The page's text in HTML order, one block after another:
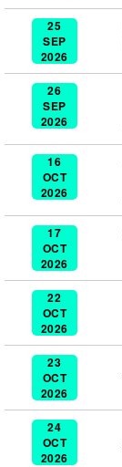
25
SEP
2026
26
SEP
2026
16
OCT
2026
17
OCT
2026
22
OCT
2026
23
OCT
2026
24
OCT
2026